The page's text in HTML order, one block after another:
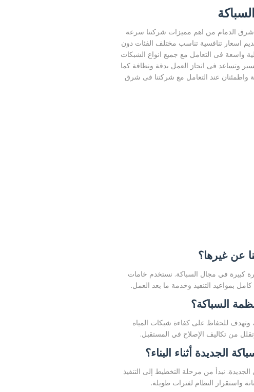
الدمام من اهم مميزات شركتنا سرعة
اسعار تنافسية تناسب مختلف الفئات دون
واسعة فى التعامل مع جميع انواع الشبكات
وتساعد فى انجاز العمل بدقة ونظافة كما
واطمئنان عند التعامل مع شركتنا فى شرق
عن غيرها؟
كبيرة في مجال السباكة. نستخدم خامات
بمواعيد التنفيذ وخدمة ما بعد العمل.
السباكة؟
وتهدف للحفاظ على كفاءة شبكات المياه
من تكاليف الإصلاح في المستقبل.
الجديدة أثناء البناء؟
نبدأ من مرحلة التخطيط إلى التنفيذ
واستقرار النظام لفترات طويلة.